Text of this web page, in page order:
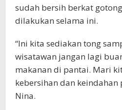
sudah bersih berkat
dilakukan selama ini.
“Ini kita sediakan tong
wisatawan jangan lagi
makanan di pantai. Mari
kebersihan dan keindahan
Nina.